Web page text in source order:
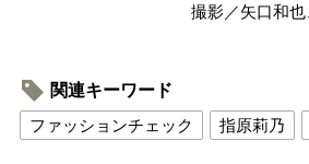
撮影／矢口和
関連キーワード
ファッションチェック
指原莉乃